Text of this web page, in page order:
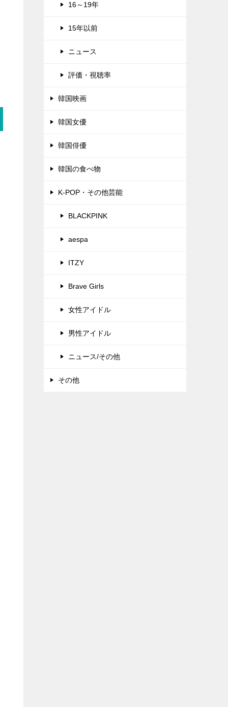
16～19年
15年以前
ニュース
評価・視聴率
韓国映画
韓国女優
韓国俳優
韓国の食べ物
K-POP・その他芸能
BLACKPINK
aespa
ITZY
Brave Girls
女性アイドル
男性アイドル
ニュース/その他
その他